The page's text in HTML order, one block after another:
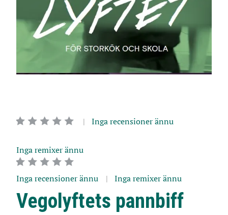
Inga recensioner ännu
Inga remixer ännu
Inga recensioner ännu Inga remixer ännu
Vegolyftets pannbiff